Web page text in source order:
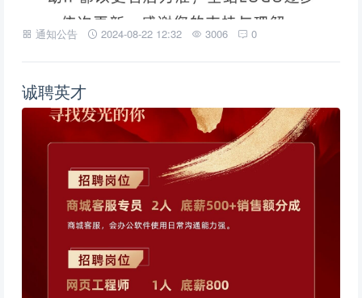
通知公告 2024-08-22 12:32 3006 0
诚聘英才